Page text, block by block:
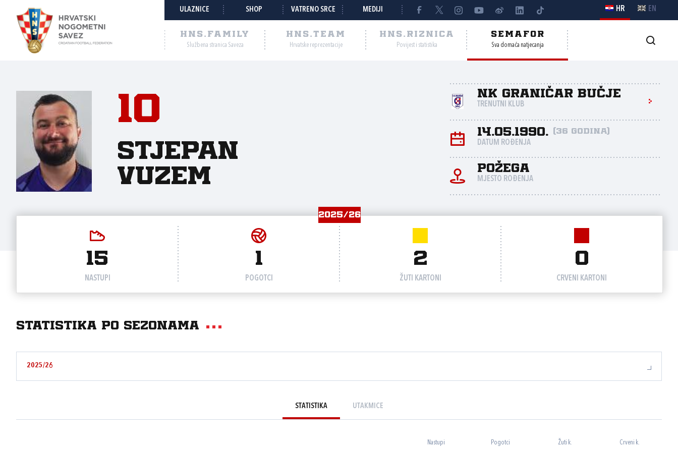
ULAZNICE SHOP VATRENO SRCE MEDIJI HR EN
HNS.FAMILY
Službena stranica Saveza
HNS.TEAM
Hrvatske reprezentacije
HNS.RIZNICA
Povijest i statistika
SEMAFOR
Sva domaća natjecanja
10
Stjepan
Vuzem
NK Graničar Bučje
TRENUTNI KLUB
14.05.1990. (36 godina)
DATUM ROĐENJA
Požega
MJESTO ROĐENJA
2025/26
15
NASTUPI
1
POGOTCI
2
ŽUTI KARTONI
0
CRVENI KARTONI
Statistika po sezonama
2025/26
STATISTIKA UTAKMICE
Nastupi Pogotci Žuti k. Crveni k.